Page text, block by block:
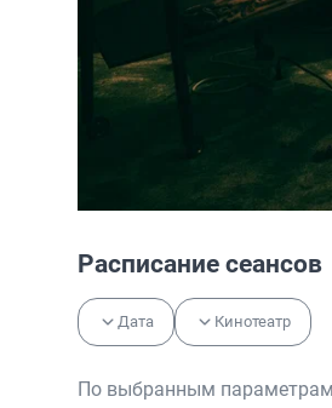
Расписание сеансов
Дата Кинотеатр
По выбранным параметрам